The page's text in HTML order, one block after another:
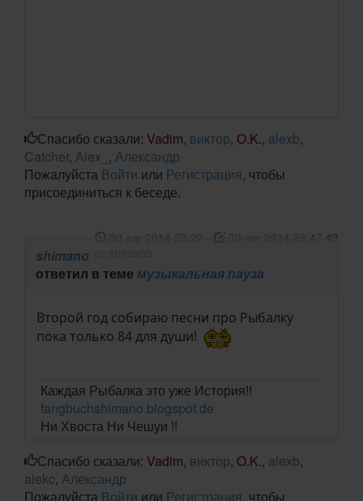
Спасибо сказали: Vadim, виктор, O.K., alexb,
Catcher, Alex_ , Александр
Пожалуйста Войти или Регистрация, чтобы
присоединиться к беседе.
30 авг 2014 23:29 30 авг 2014 23:47 #3
shimano
shimano
ответил в теме музыкальная пауза
Второй год собираю песни про Рыбалку
пока только 84 для души!
Каждая Рыбалка это уже История!!
fangbuchshimano.blogspot.de
Ни Хвоста Ни Чешуи !!
Спасибо сказали: Vadim, виктор, O.K., alexb,
alekc, Александр
Пожалуйста Войти или Регистрация, чтобы